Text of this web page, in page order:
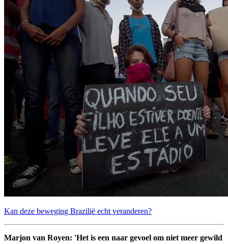
Kan deze beweging Brazilië echt veranderen?
Marjon van Royen: 'Het is een naar gevoel om niet meer gewild